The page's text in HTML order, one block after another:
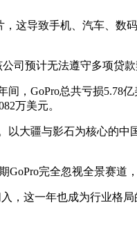
这导致手机、汽车、数
司预计无法遵守多项贷款
，GoPro总共亏损5.78
万美元。
大疆与影石为核心的
完全忽视全景赛道
，这一年也成为行业格局